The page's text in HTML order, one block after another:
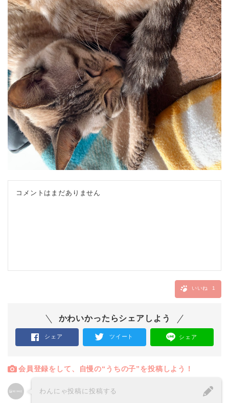
コメントはまだありません
いいね 1
かわいかったらシェアしよう
シェア ツイート シェア
会員登録をして、自慢の“うちの子”を投稿しよう！
わんにゃ投稿に投稿する